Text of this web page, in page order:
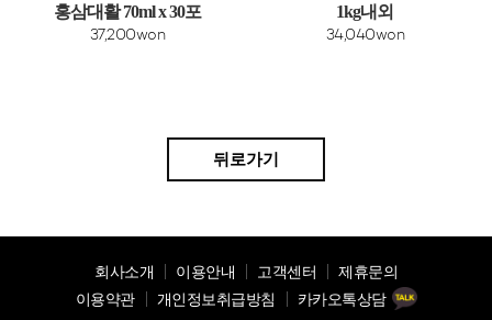
홍삼대활 70ml x 30포
37,200won
1kg내외
34,040won
뒤로가기
회사소개 이용안내 고객센터
제휴문의
이용약관
개인정보취급방침 카카오톡상담